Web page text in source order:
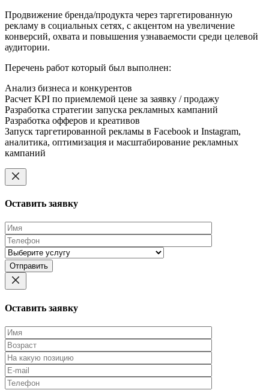
Продвижение бренда/продукта через таргетированную
рекламу в социальных сетях, с акцентом на увеличение
конверсий, охвата и повышения узнаваемости среди целевой
аудитории.
Перечень работ который был выполнен:
Анализ бизнеса и конкурентов
Расчет KPI по приемлемой цене за заявку / продажу
Разработка стратегии запуска рекламных кампаний
Разработка офферов и креативов
Запуск таргетированной рекламы в Facebook и Instagram,
аналитика, оптимизация и масштабирование рекламных
кампаний
Оставить заявку
Оставьте
это
поле
Оставить заявку